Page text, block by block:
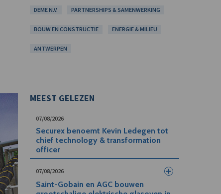
DEME N.V. PARTNERSHIPS & SAMENWERKING
BOUW EN CONSTRUCTIE ENERGIE & MILIEU
ANTWERPEN
MEEST GELEZEN
07/08/2026
Securex benoemt Kevin Ledegen tot
chief technology & transformation
officer
07/08/2026
Saint-Gobain en AGC bouwen